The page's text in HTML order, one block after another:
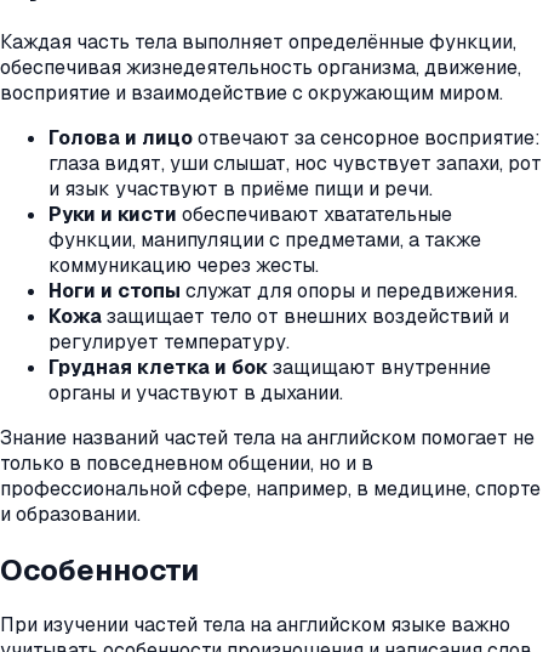
Каждая часть тела выполняет определённые функции,
обеспечивая жизнедеятельность организма, движение,
восприятие и взаимодействие с окружающим миром.
Голова и лицоотвечают за сенсорное восприятие:
глаза видят, уши слышат, нос чувствует запахи, рот
и язык участвуют в приёме пищи и речи.
Руки и кисти обеспечивают хватательные
функции, манипуляции с предметами, а также
коммуникацию через жесты.
Ноги и стопы служат для опоры и передвижения.
Кожазащищает тело от внешних воздействий и
регулирует температуру.
Грудная клетка и бокзащищают внутренние
органы и участвуют в дыхании.
Знание названий частей тела на английском помогает не
только в повседневном общении, но и в
профессиональной сфере, например, в медицине, спорте
и образовании.
Особенности
При изучении частей тела на английском языке важно